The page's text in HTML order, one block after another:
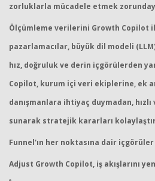
zorluklarla mücadele etmek
Ölçümleme verilerini Growth Copilot
pazarlamacılar, büyük dil modeli
hız, doğruluk ve derin içgörülerden
Copilot, kurum içi veri ekiplerine, ek
danışmanlara ihtiyaç duymadan,
sunarak stratejik kararları
Funnel'ın her noktasına dair içgörüler
Adjust Growth Copilot, iş akışlarını